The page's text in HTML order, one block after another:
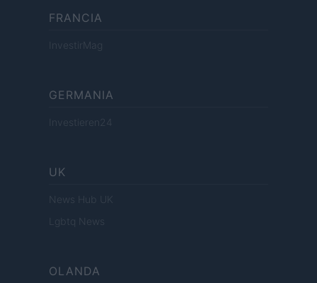
FRANCIA
InvestirMag
GERMANIA
Investieren24
UK
News Hub UK
Lgbtq News
OLANDA